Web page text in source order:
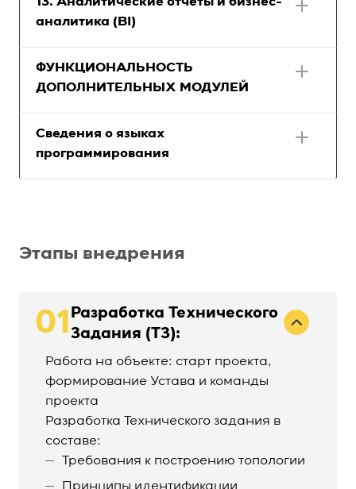
аналитика (BI)
ФУНКЦИОНАЛЬНОСТЬ
ДОПОЛНИТЕЛЬНЫХ МОДУЛЕЙ
Сведения о языках
программирования
Этапы внедрения
01 Разработка Технического
Задания (ТЗ):
Работа на объекте: старт проекта,
формирование Устава и команды
проекта
Разработка Технического задания в
составе:
Требования к построению топологии